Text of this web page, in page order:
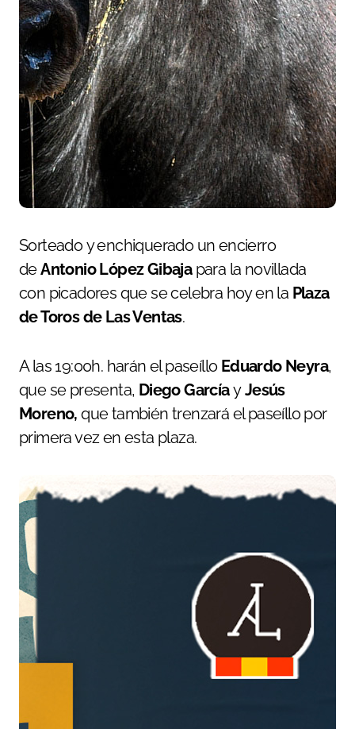
Sorteado y enchiquerado un encierro
deAntonio López Gibajapara la novillada
con picadores que se celebra hoy en la Plaza
de Toros de Las Ventas.
A las 19:00h. harán el paseíllo Eduardo Neyra,
que se presenta, Diego GarcíayJesús
Moreno,que también trenzará el paseíllo por
primera vez en esta plaza.